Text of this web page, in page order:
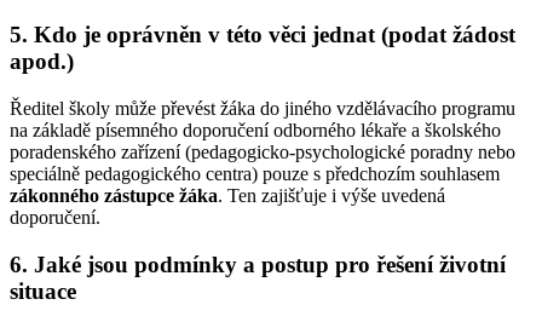
5. Kdo je oprávněn v této věci jednat (podat žádost
apod.)
Ředitel školy může převést žáka do jiného vzdělávacího programu
na základě písemného doporučení odborného lékaře a školského
poradenského zařízení (pedagogicko-psychologické poradny nebo
speciálně pedagogického centra) pouze s předchozím souhlasem
zákonného zástupce žáka. Ten zajišťuje i výše uvedená
doporučení.
6. Jaké jsou podmínky a postup pro řešení životní
situace